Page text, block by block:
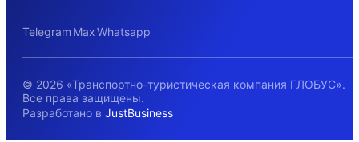
Telegram MaxWhatsapp
© 2026 «Транспортно-туристическая компания ГЛОБУС».
Все права защищены.
Разработано в JustBusiness